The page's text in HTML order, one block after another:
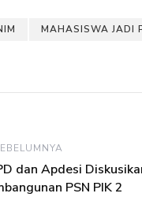
MAHASISWA JADI
dan Apdesi
PSN PIK 2